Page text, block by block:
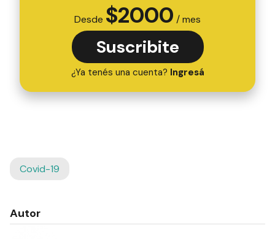
Desde $2000 / mes
Suscribite
¿Ya tenés una cuenta? Ingresá
Covid-19
Autor